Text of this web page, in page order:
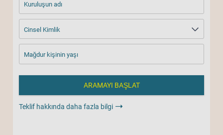
Kuruluşun adı
Cinsel Kimlik
Mağdur kişinin yaşı
Teklif hakkında daha fazla bilgi